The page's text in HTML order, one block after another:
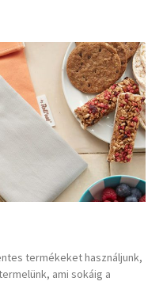
termékeket használjunk,
ami sokáig a